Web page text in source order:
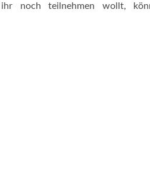
ihr noch teilnehmen wollt,